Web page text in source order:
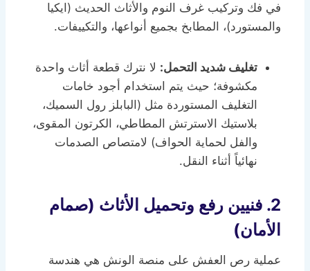
في فك وتركيب غرف النوم والأثاث الحديث (ايكيا
والمستورد)، المطابخ بجميع أنواعها، والتكييفات.
تغليف شديد التحمل: لا نترك قطعة أثاث واحدة
مكشوفة؛ حيث يتم استخدام أجود خامات
التغليف المستوردة مثل (البابلز رول السميك،
بلاستيك الاسترتش المطاطي، الكرتون المقوى،
والفل لحماية الحواف) لامتصاص الصدمات
نهائياً أثناء النقل.
2. فنيين رفع وتحميل الأثاث (صمام
الأمان)
عملية رص العفش على منصة الونش هي هندسة